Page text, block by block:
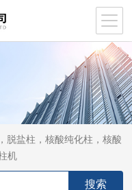
脱盐柱，核酸纯化柱，核酸
机